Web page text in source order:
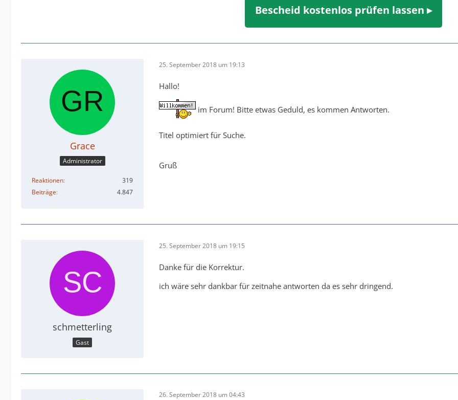
Bescheid kostenlos prüfen lassen ▸
Grace
Administrator
Reaktionen
319
Beiträge
4.847
25. September 2018 um 19:13
Hallo!
im Forum! Bitte etwas Geduld, es kommen Antworten.
Titel optimiert für Suche.
Gruß
schmetterling
Gast
25. September 2018 um 19:15
Danke für die Korrektur.
ich wäre sehr dankbar für zeitnahe antworten da es sehr dringend.
26. September 2018 um 04:43